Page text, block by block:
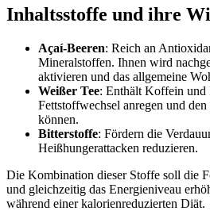
Inhaltsstoffe und ihre
Açaí-Beeren: Reich an
Mineralstoffen. Ihnen wird
aktivieren und das allgemeine
Weißer Tee: Enthält Koffein und
Fettstoffwechsel anregen und
können.
Bitterstoffe: Fördern die
Heißhungerattacken reduzieren.
Die Kombination dieser Stoffe soll die
und gleichzeitig das Energieniveau
während einer kalorienreduzierten Diät.